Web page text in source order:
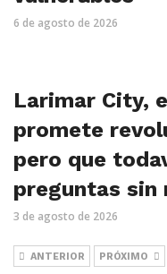
6 de agosto de 2026
Larimar City,
promete
pero que
preguntas sin
3 de agosto de 2026
ANTERIOR PRÓXIMO